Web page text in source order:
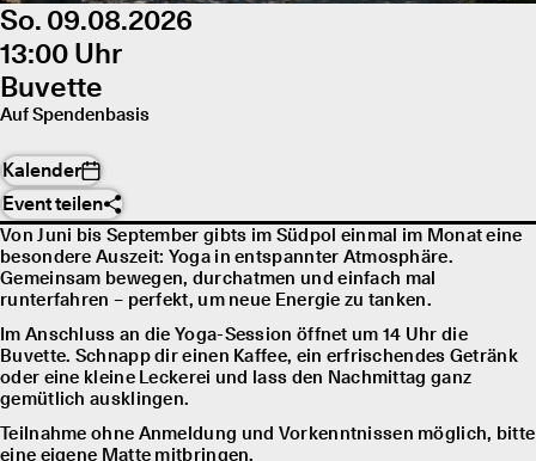
So. 09.08.2026
13:00 Uhr
Buvette
Auf Spendenbasis
Kalender
Event teilen
Von Juni bis September gibts im Südpol einmal im Monat eine
besondere Auszeit: Yoga in entspannter Atmosphäre.
Gemeinsam bewegen, durchatmen und einfach mal
runterfahren – perfekt, um neue Energie zu tanken.
Im Anschluss an die Yoga-Session öffnet um 14 Uhr die
Buvette. Schnapp dir einen Kaffee, ein erfrischendes Getränk
oder eine kleine Leckerei und lass den Nachmittag ganz
gemütlich ausklingen.
Teilnahme ohne Anmeldung und Vorkenntnissen möglich, bitte
eine eigene Matte mitbringen.